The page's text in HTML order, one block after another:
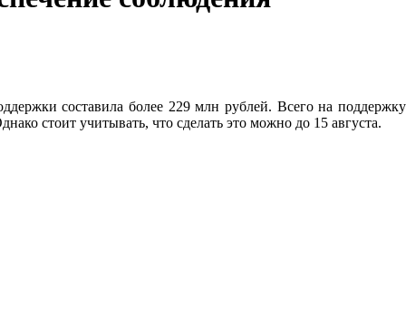
составила более 229 млн рублей. Всего на поддержку
стоит учитывать, что сделать это можно до 15 августа.